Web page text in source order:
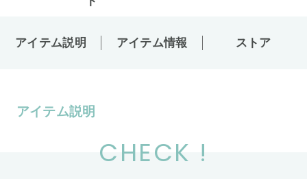
アイテム説明 アイテム情報 ストア
アイテム説明
CHECK !